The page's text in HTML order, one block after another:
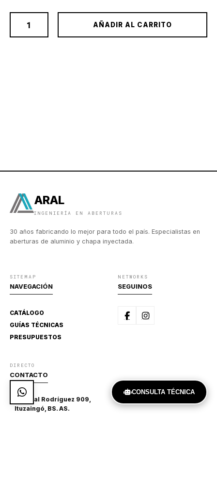
AÑADIR AL CARRITO
ARAL
INGENIERÍA EN ABERTURAS
30 años fabricando lo mejor para todo el país. Especialistas en
aberturas de aluminio y chapa inyectada.
SITEMAP
NAVEGACIÓN
CATÁLOGO
GUÍAS TÉCNICAS
PRESUPUESTOS
NETWORKS
SEGUINOS
DIRECTO
CONTACTO
Achaval Rodríguez 909,
Ituzaingó, BS. AS.
CONSULTA TÉCNICA